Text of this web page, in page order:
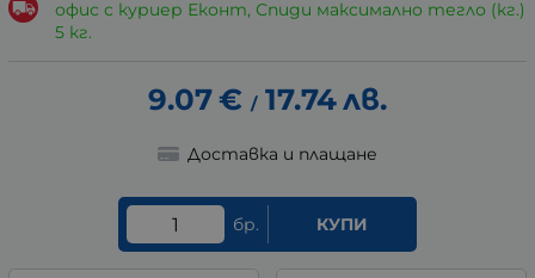
офис с куриер Еконт, Спиди максимално тегло (кг.)
5 кг.
9.07€ / 17.74лв.
Доставка и плащане
бр. КУПИ